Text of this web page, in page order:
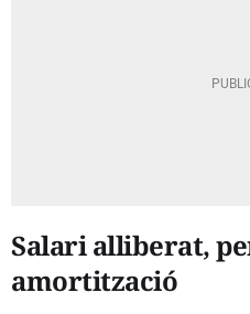
Salari alliberat,
amortització